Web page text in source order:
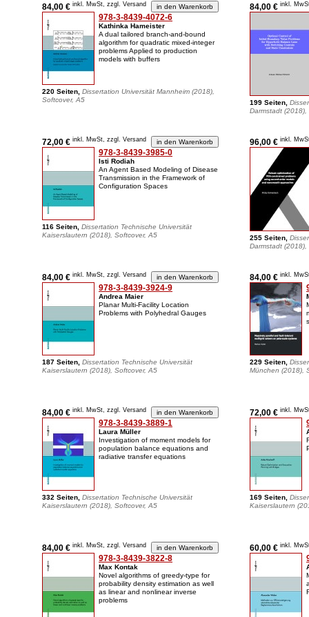
84,00 € inkl. MwSt, zzgl. Versand
978-3-8439-4072-6
Kathinka Hameister
A dual tailored branch-and-bound
algorithm for quadratic mixed-integer
problems Applied to production
models with buffers
220 Seiten, Dissertation Universität Mannheim (2018),
Softcover, A5
72,00 € inkl. MwSt, zzgl. Versand
978-3-8439-3985-0
Isti Rodiah
An Agent Based Modeling of Disease
Transmission in the Framework of
Configuration Spaces
116 Seiten, Dissertation Technische Universität
Kaiserslautern (2018), Softcover, A5
84,00 € inkl. MwSt, zzgl. Versand
978-3-8439-3924-9
Andrea Maier
Planar Multi-Facility Location
Problems with Polyhedral Gauges
187 Seiten, Dissertation Technische Universität
Kaiserslautern (2018), Softcover, A5
84,00 € inkl. MwSt, zzgl. Versand
978-3-8439-3889-1
Laura Müller
Investigation of moment models for
population balance equations and
radiative transfer equations
332 Seiten, Dissertation Technische Universität
Kaiserslautern (2018), Softcover, A5
84,00 € inkl. MwSt, zzgl. Versand
978-3-8439-3822-8
Max Kontak
Novel algorithms of greedy-type for
probability density estimation as well
as linear and nonlinear inverse
problems
84,00 € inkl.
199 Seiten,
Darmstadt (2018),
96,00 € inkl.
255 Seiten,
Darmstadt (2018),
84,00 € inkl.
229 Seiten,
München (2018),
72,00 € inkl.
169 Seiten,
Kaiserslautern
60,00 € inkl.